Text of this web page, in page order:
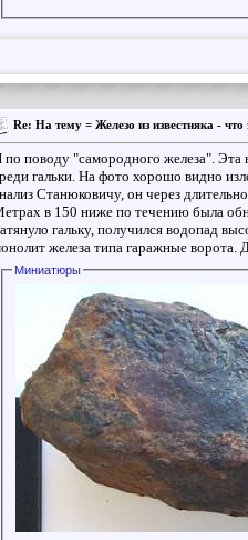
Re: На тему = Железо из известняка - что
по поводу "самородного железа". Эта
гальки. На фото хорошо видно
Станюковичу, он через
в 150 ниже по течению была
гальку, получился водопад
железа типа гаражные ворота.
Миниатюры